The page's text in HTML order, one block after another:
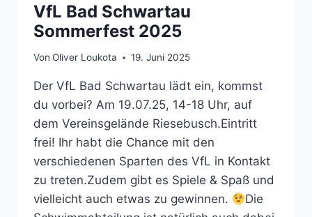
VfL Bad Schwartau
Sommerfest 2025
Von Oliver Loukota 19. Juni 2025
Der VfL Bad Schwartau lädt ein, kommst
du vorbei? Am 19.07.25, 14-18 Uhr, auf
dem Vereinsgelände Riesebusch.Eintritt
frei! Ihr habt die Chance mit den
verschiedenen Sparten des VfL in Kontakt
zu treten.Zudem gibt es Spiele & Spaß und
vielleicht auch etwas zu gewinnen.
Die